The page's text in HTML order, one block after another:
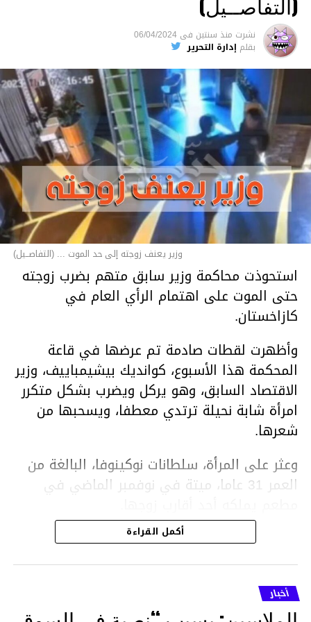
نشرت منذ سنتين فى 06/04/2024
بقلم إدارة التحرير
وزير يعنف زوجته إلى حد الموت ... (التفاصــيل)
استحوذت محاكمة وزير سابق متهم بضرب زوجته
حتى الموت على اهتمام الرأي العام في
كازاخستان.
وأظهرت لقطات صادمة تم عرضها في قاعة
المحكمة هذا الأسبوع، كوانديك بيشيمباييف، وزير
الاقتصاد السابق، وهو يركل ويضرب بشكل متكرر
امرأة شابة نحيلة ترتدي معطفا، ويسحبها من
شعرها.
وعثر على المرأة، سلطانات نوكينوفا، البالغة من
العمر 31 عاما، ميتة في نوفمبر الماضي في
ووفقا لتقرير الطبيب الشرعي، توفيت نوكينوفا
متأثرة بصدمة في الدماغ، وكانت إحدى عظام
أنفها مكسورة وكانت هناك كدمات متعددة على
وجهها ورأسها وذراعيها ويديها.
أكمل القراءة
أخبار